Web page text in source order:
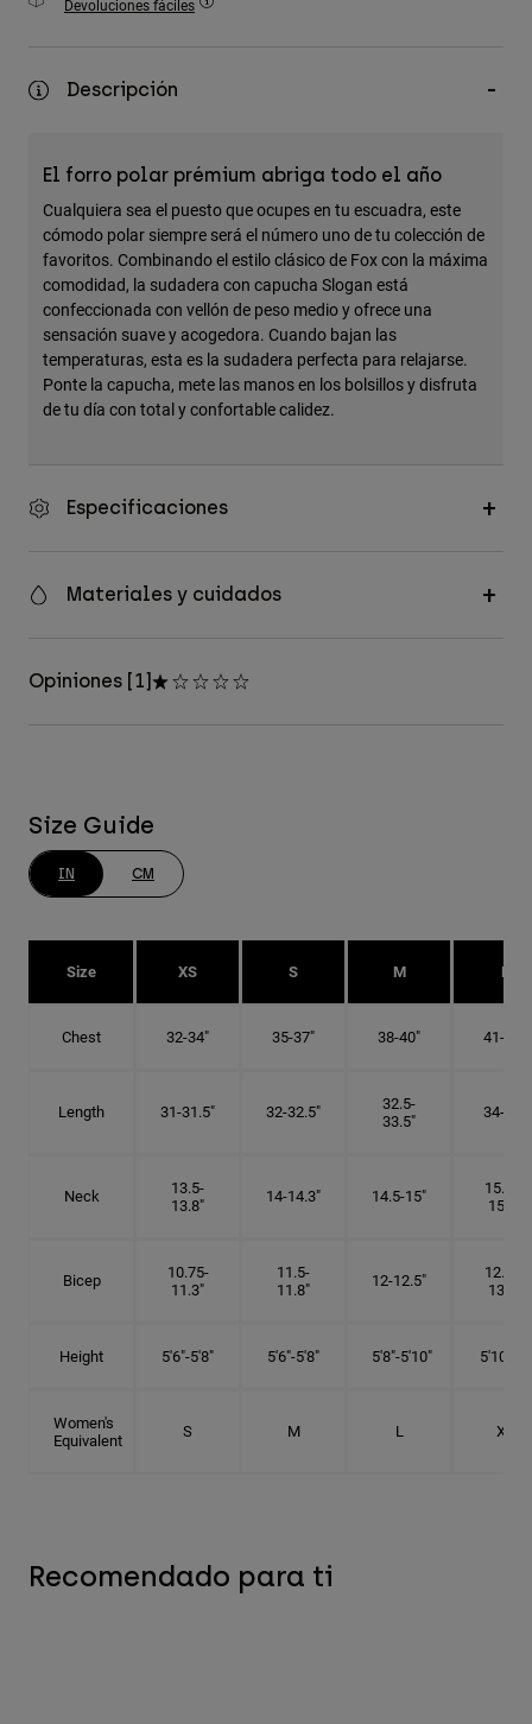
Accesorios
Bolsas y Mochilas
Ver todo
Devoluciones fáciles
Descripción
El forro polar prémium abriga todo el año
Cualquiera sea el puesto que ocupes en tu escuadra, este
cómodo polar siempre será el número uno de tu colección de
favoritos. Combinando el estilo clásico de Fox con la máxima
comodidad, la sudadera con capucha Slogan está
confeccionada con vellón de peso medio y ofrece una
sensación suave y acogedora. Cuando bajan las
temperaturas, esta es la sudadera perfecta para relajarse.
Ponte la capucha, mete las manos en los bolsillos y disfruta
de tu día con total y confortable calidez.
Especificaciones
Materiales y cuidados
Opiniones [1]
Size Guide
IN CM
Size XS S M L
Chest 32-34" 35-37" 38-40" 41-43"
Length 31-31.5" 32-32.5"
32.5-
33.5"
34-35"
Neck
13.5-
13.8"
14-14.3" 14.5-15"
15.25-
15.5"
Bicep
10.75-
11.3"
11.5-
11.8"
12-12.5"
12.75-
13.3"
Height 5'6"-5'8" 5'6"-5'8" 5'8"-5'10" 5'10"- 6'
Women's
Equivalent
S M L XL
Recomendado para ti